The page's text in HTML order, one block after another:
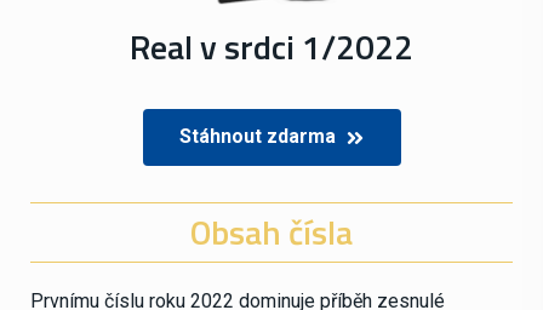
Real v srdci 1/2022
Stáhnout zdarma
Obsah čísla
Prvnímu číslu roku 2022 dominuje příběh zesnulé